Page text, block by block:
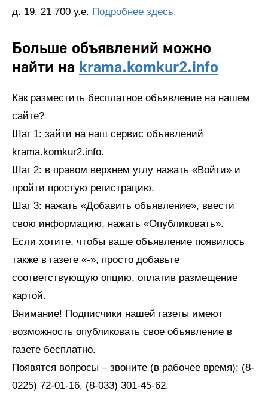
д. 19. 21 700 у.е. Подробнее здесь.
Больше объявлений можно
найти на krama.komkur2.info
Как разместить бесплатное объявление на нашем
сайте?
Шаг 1: зайти на наш сервис объявлений
krama.komkur2.info.
Шаг 2: в правом верхнем углу нажать «Войти» и
пройти простую регистрацию.
Шаг 3: нажать «Добавить объявление», ввести
свою информацию, нажать «Опубликовать».
Если хотите, чтобы ваше объявление появилось
также в газете «-», просто добавьте
соответствующую опцию, оплатив размещение
картой.
Внимание! Подписчики нашей газеты имеют
возможность опубликовать свое объявление в
газете бесплатно.
Появятся вопросы – звоните (в рабочее время): (8-
0225) 72-01-16, (8-033) 301-45-62.